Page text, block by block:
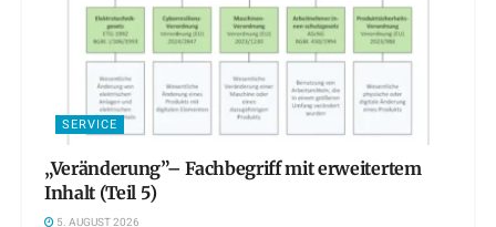
SERVICE
„Veränderung”– Fachbegriff mit erweitertem
Inhalt (Teil 5)
5. AUGUST 2026